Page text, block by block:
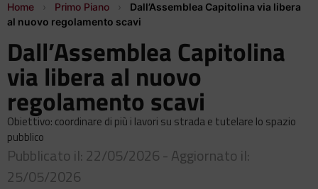
Home › Primo Piano ›
Dall’Assemblea Capitolina via libera
al nuovo regolamento scavi
Dall’Assemblea Capitolina
via libera al nuovo
regolamento scavi
Obiettivo: coordinare di più i lavori su strada e tutelare lo spazio
pubblico
Pubblicato il: 22/05/2026 - Aggiornato il:
25/05/2026